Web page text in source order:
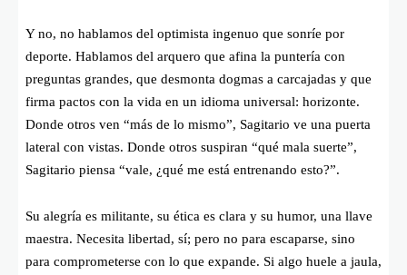
Y no, no hablamos del optimista ingenuo que sonríe por
deporte. Hablamos del arquero que afina la puntería con
preguntas grandes, que desmonta dogmas a carcajadas y que
firma pactos con la vida en un idioma universal: horizonte.
Donde otros ven “más de lo mismo”, Sagitario ve una puerta
lateral con vistas. Donde otros suspiran “qué mala suerte”,
Sagitario piensa “vale, ¿qué me está entrenando esto?”.
Su alegría es militante, su ética es clara y su humor, una llave
maestra. Necesita libertad, sí; pero no para escaparse, sino
para comprometerse con lo que expande. Si algo huele a jaula,